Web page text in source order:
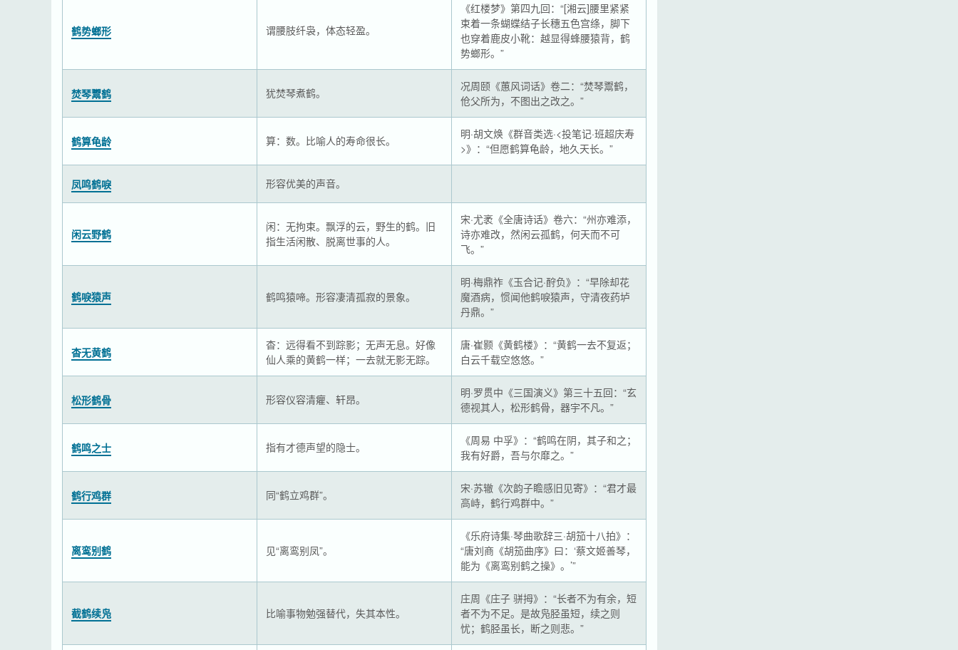
鹤势螂形 谓腰肢纤袅，体态轻盈。
《红楼梦》第四九回：“[湘云]腰里紧紧
束着一条蝴蝶结子长穗五色宫绦，脚下
也穿着鹿皮小靴：越显得蜂腰猿背，鹤
势螂形。”
焚琴鬻鹤 犹焚琴煮鹤。
况周颐《蕙风词话》卷二：“焚琴鬻鹤，
伧父所为，不图出之改之。”
鹤算龟龄 算：数。比喻人的寿命很长。
明·胡文焕《群音类选·<投笔记·班超庆寿
>》：“但愿鹤算龟龄，地久天长。”
凤鸣鹤唳 形容优美的声音。
闲云野鹤
闲：无拘束。飘浮的云，野生的鹤。旧
指生活闲散、脱离世事的人。
宋·尤袤《全唐诗话》卷六：“州亦难添，
诗亦难改，然闲云孤鹤，何天而不可
飞。”
鹤唳猿声 鹤鸣猿啼。形容凄清孤寂的景象。
明·梅鼎祚《玉合记·酧负》：“早除却花
魔酒病，惯闻他鹤唳猿声，守清夜药垆
丹鼎。”
杳无黄鹤
杳：远得看不到踪影；无声无息。好像
仙人乘的黄鹤一样；一去就无影无踪。
唐·崔颢《黄鹤楼》：“黄鹤一去不复返；
白云千载空悠悠。”
松形鹤骨 形容仪容清癯、轩昂。
明·罗贯中《三国演义》第三十五回：“玄
德视其人，松形鹤骨，器宇不凡。”
鹤鸣之士 指有才德声望的隐士。
《周易 中孚》：“鹤鸣在阴，其子和之；
我有好爵，吾与尔靡之。”
鹤行鸡群 同“鹤立鸡群”。
宋·苏辙《次韵子瞻感旧见寄》：“君才最
高峙，鹤行鸡群中。”
离鸾别鹤 见“离鸾别凤”。
《乐府诗集·琴曲歌辞三·胡笳十八拍》：
“唐刘商《胡笳曲序》曰：‘蔡文姬善琴，
能为《离鸾别鹤之操》。’”
截鹤续凫 比喻事物勉强替代，失其本性。
庄周《庄子 骈拇》：“长者不为有余，短
者不为不足。是故凫胫虽短，续之则
忧；鹤胫虽长，断之则悲。”